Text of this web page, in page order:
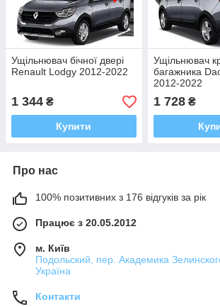
Ущільнювач бічної двері
Renault Lodgy 2012-2022
1 344 ₴
Купити
Ущільнювач
багажника
2012-2022
1 728₴
Про нас
100% позитивних з 176 відгуків за рік
Працює з 20.05.2012
м. Київ
Подольский, пер. Академика
Україна
Контакти